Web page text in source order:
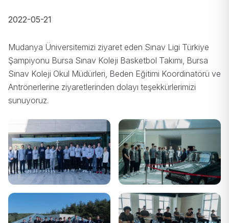
2022-05-21
Mudanya Üniversitemizi ziyaret eden Sınav Ligi Türkiye
Şampiyonu Bursa Sınav Koleji Basketbol Takımı, Bursa
Sınav Koleji Okul Müdürleri, Beden Eğitimi Koordinatörü ve
Antrönerlerine ziyaretlerinden dolayı teşekkürlerimizi
sunuyoruz.